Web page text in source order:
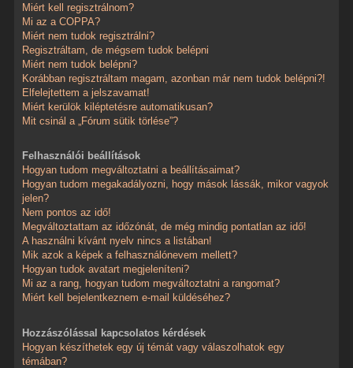
Miért kell regisztrálnom?
Mi az a COPPA?
Miért nem tudok regisztrálni?
Regisztráltam, de mégsem tudok belépni
Miért nem tudok belépni?
Korábban regisztráltam magam, azonban már nem tudok belépni?!
Elfelejtettem a jelszavamat!
Miért kerülök kiléptetésre automatikusan?
Mit csinál a „Fórum sütik törlése”?
Felhasználói beállítások
Hogyan tudom megváltoztatni a beállításaimat?
Hogyan tudom megakadályozni, hogy mások lássák, mikor vagyok
jelen?
Nem pontos az idő!
Megváltoztattam az időzónát, de még mindig pontatlan az idő!
A használni kívánt nyelv nincs a listában!
Mik azok a képek a felhasználónevem mellett?
Hogyan tudok avatart megjeleníteni?
Mi az a rang, hogyan tudom megváltoztatni a rangomat?
Miért kell bejelentkeznem e-mail küldéséhez?
Hozzászólással kapcsolatos kérdések
Hogyan készíthetek egy új témát vagy válaszolhatok egy
témában?